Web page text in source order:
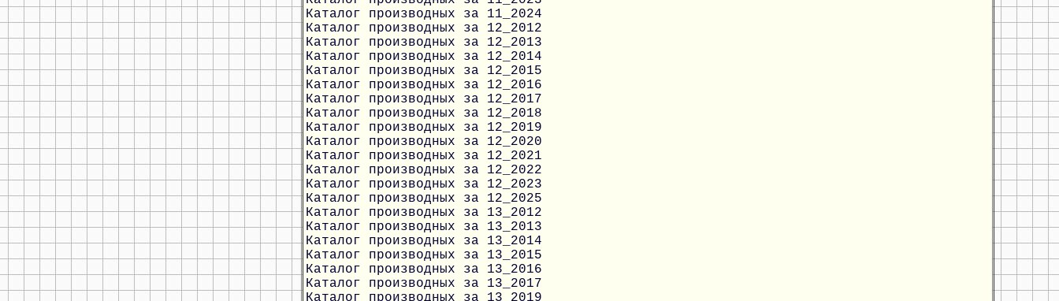
Каталог производных за 11_2024
Каталог производных за 12_2012
Каталог производных за 12_2013
Каталог производных за 12_2014
Каталог производных за 12_2015
Каталог производных за 12_2016
Каталог производных за 12_2017
Каталог производных за 12_2018
Каталог производных за 12_2019
Каталог производных за 12_2020
Каталог производных за 12_2021
Каталог производных за 12_2022
Каталог производных за 12_2023
Каталог производных за 12_2025
Каталог производных за 13_2012
Каталог производных за 13_2013
Каталог производных за 13_2014
Каталог производных за 13_2015
Каталог производных за 13_2016
Каталог производных за 13_2017
Каталог производных за 13_2019